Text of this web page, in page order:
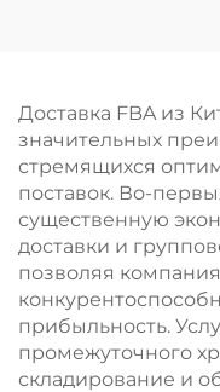
Доставка FBA из
значительных
стремящихся
поставок. Во-
существенную
доставки и
позволяя
прибыльность.
промежуточного
складирование и